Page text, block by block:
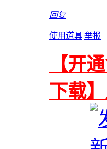
回复
使用道具 举报
【开
下载】